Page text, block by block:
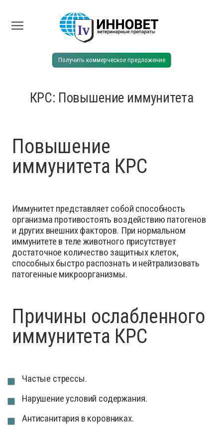
Получить коммерческое предложение
КРС: Повышение иммунитета
Повышение
иммунитета КРС
Иммунитет представляет собой способность
организма противостоять воздействию патогенов
и других внешних факторов. При нормальном
иммунитете в теле животного присутствует
достаточное количество защитных клеток,
способных быстро распознать и нейтрализовать
патогенные микроорганизмы.
Причины ослабленного
иммунитета КРС
Частые стрессы.
Нарушение условий содержания.
Антисанитария в коровниках.